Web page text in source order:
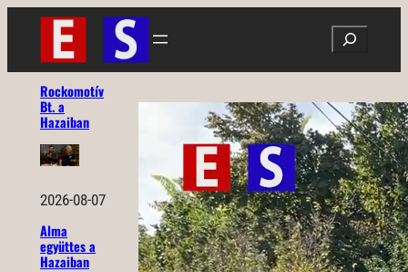
Ugrás
tartalomhoz
Search
Rockomotív
Bt. a
Hazaiban
2026-08-07
Alma
együttes a
Hazaiban